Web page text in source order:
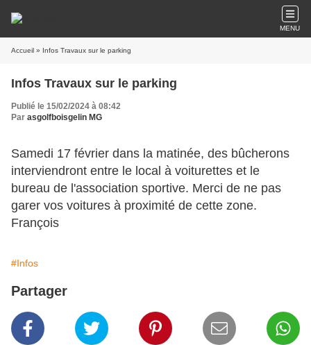
MENU
Accueil » Infos Travaux sur le parking
Infos Travaux sur le parking
Publié le 15/02/2024 à 08:42
Par asgolfboisgelin MG
Samedi 17 février dans la matinée, des bûcherons
interviendront entre le local à voiturettes et le
bureau de l'association sportive. Merci de ne pas
garer vos voitures à proximité de cette zone.
François
#Infos
Partager